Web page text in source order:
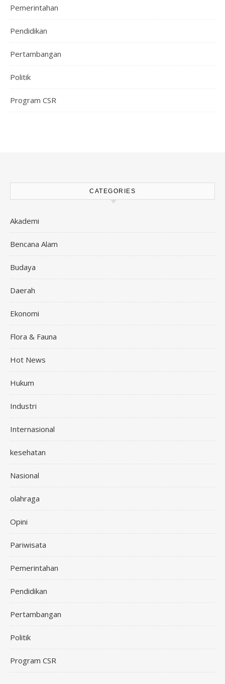
Pemerintahan
Pendidikan
Pertambangan
Politik
Program CSR
CATEGORIES
Akademi
Bencana Alam
Budaya
Daerah
Ekonomi
Flora & Fauna
Hot News
Hukum
Industri
Internasional
kesehatan
Nasional
olahraga
Opini
Pariwisata
Pemerintahan
Pendidikan
Pertambangan
Politik
Program CSR